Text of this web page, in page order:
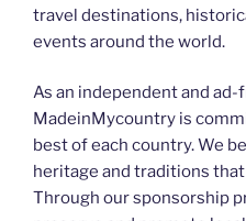
travel destinations,
events around the world.
As an independent and
MadeinMycountry is
best of each country. We
heritage and traditions
Through our sponsorship